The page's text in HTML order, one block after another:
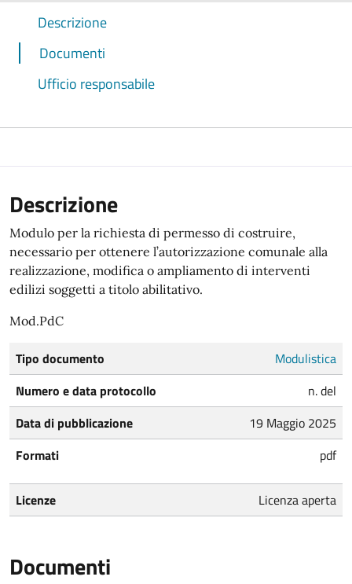
Descrizione
Documenti
Ufficio responsabile
Descrizione
Modulo per la richiesta di permesso di costruire,
necessario per ottenere l’autorizzazione comunale alla
realizzazione, modifica o ampliamento di interventi
edilizi soggetti a titolo abilitativo.
Mod.PdC
Tipo documento
Modulistica
Numero e data protocollo
n. del
Data di pubblicazione
19 Maggio 2025
Formati
pdf
Licenze Licenza aperta
Documenti